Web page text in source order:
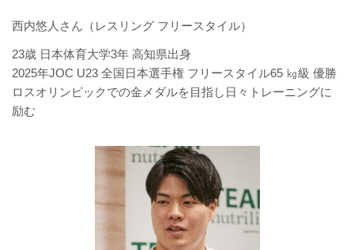
西内悠人さん（レスリング フリースタイル）
23歳 日本体育大学3年 高知県出身
2025年JOC U23 全国日本選手権 フリースタイル65 ㎏級 優勝
ロスオリンピックでの金メダルを目指し日々トレーニングに
励む